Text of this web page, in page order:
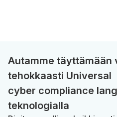
Autamme täyttämään
tehokkaasti Universal
cyber compliance
teknologialla